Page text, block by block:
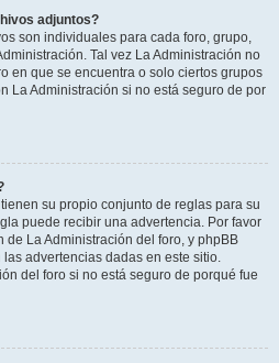
adjuntos?
son individuales para cada foro, grupo,
Tal vez La Administración no
en que se encuentra o solo ciertos grupos
La Administración si no está seguro de por
su propio conjunto de reglas para su
puede recibir una advertencia. Por favor
La Administración del foro, y phpBB
advertencias dadas en este sitio.
del foro si no está seguro de porqué fue